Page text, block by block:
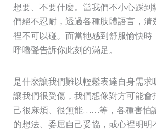
想要、不要什麼。當我們不小心踩到
們絕不忍耐，透過各種肢體語言，清
裡不可以碰。而當牠感到舒服愉快時
呼嚕聲告訴你此刻的滿足。
是什麼讓我們難以輕鬆表達自身需求
讓我們很受傷，我們想像對方可能會
己很麻煩、很無能……等，各種害怕
的想法、委屈自己妥協，或心裡明明